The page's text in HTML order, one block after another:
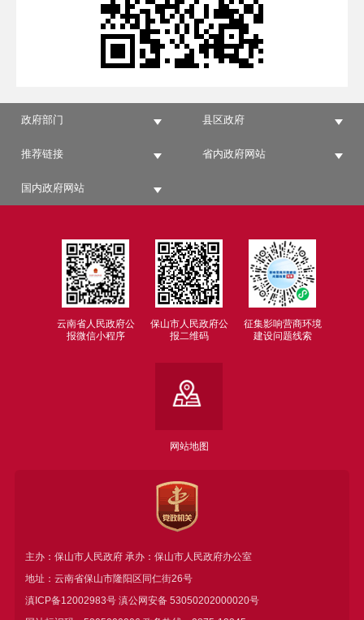
政府部门 县区政府
推荐链接 省内政府网站
国内政府网站
云南省人民政府公
报微信小程序
保山市人民政府公
报二维码
征集影响营商环境
建设问题线索
网站地图
主办：保山市人民政府 承办：保山市人民政府办公室
地址：云南省保山市隆阳区同仁街26号
滇ICP备12002983号滇公网安备 53050202000020号